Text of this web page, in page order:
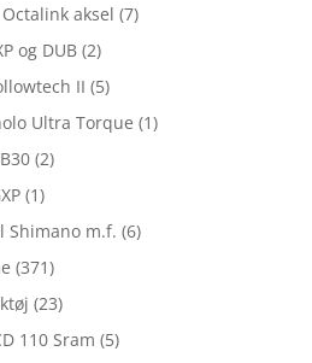
aksel (7)
og DUB (2)
II (5)
Ultra Torque (1)
(2)
(1)
Shimano m.f. (6)
(371)
(23)
110 Sram (5)